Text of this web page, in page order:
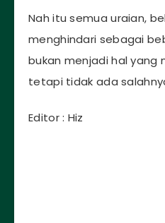
Nah itu semua uraian,
menghindari sebagai
bukan menjadi hal yang
tetapi tidak ada
Editor : Hiz